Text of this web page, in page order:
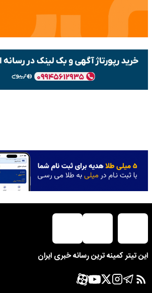
این تیتر کمینه ترین رسانه خبری ایران